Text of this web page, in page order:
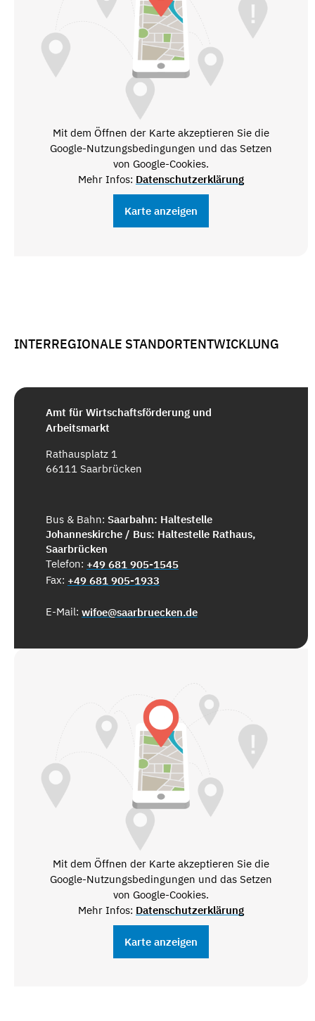
Mit dem Öffnen der Karte akzeptieren Sie die
Google-Nutzungsbedingungen und das Setzen
von Google-Cookies.
Mehr Infos: Datenschutzerklärung
Karte anzeigen
INTERREGIONALE STANDORTENTWICKLUNG
Amt für Wirtschaftsförderung und
Arbeitsmarkt
Rathausplatz 1
66111 Saarbrücken
Bus & Bahn: Saarbahn: Haltestelle
Johanneskirche / Bus: Haltestelle Rathaus,
Saarbrücken
Telefon: +49 681 905-1545
Fax: +49 681 905-1933
E-Mail: wifoe@saarbruecken.de
Mit dem Öffnen der Karte akzeptieren Sie die
Google-Nutzungsbedingungen und das Setzen
von Google-Cookies.
Mehr Infos: Datenschutzerklärung
Karte anzeigen